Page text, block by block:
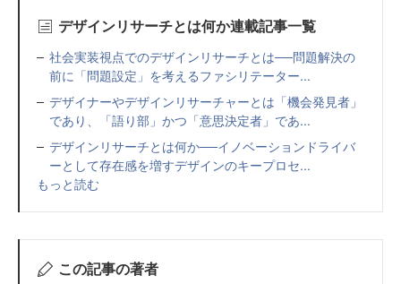
デザインリサーチとは何か連載記事一覧
社会実装視点でのデザインリサーチとは──問題解決の
前に「問題設定」を考えるファシリテーター...
デザイナーやデザインリサーチャーとは「機会発見者」
であり、「語り部」かつ「意思決定者」であ...
デザインリサーチとは何か──イノベーションドライバ
ーとして存在感を増すデザインのキープロセ...
もっと読む
この記事の著者